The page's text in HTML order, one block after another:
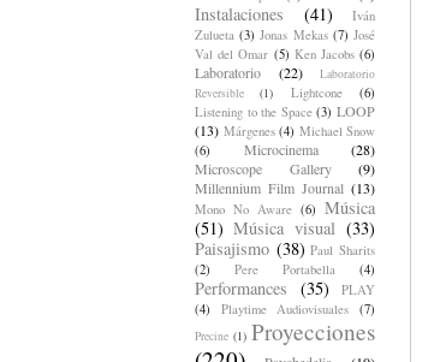
Instalaciones (41)
Iván
Zulueta (3) Jonas Mekas (7) José
Val del Omar (5) Ken Jacobs (6)
Laboratorio (22)
Laboratorio
Reversible
(1) Lightcone
(6)
Listening to the Space (3) LOOP
(13) Márgenes (4) Michael Snow
(6)
Microcinema
(28)
Microscope Gallery
(9)
Millennium Film Journal (13)
Mono No Aware (6) Música
(51) Música visual (33)
Paisajismo (38) Paul Sharits
(2)
Pere Portabella (4)
Performances (35)
PLAY
(4)
Playtime Audiovisuales (7)
Precine (1) Proyecciones